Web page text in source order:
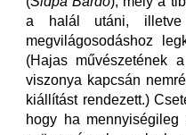
a halál utáni,
megvilágosodáshoz
(Hajas művészetének
viszonya kapcsán
kiállítást rendezett.)
hogy ha